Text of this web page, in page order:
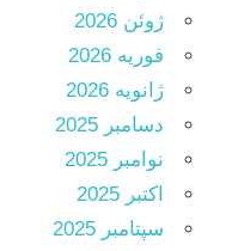
ژوئن 2026
فوریه 2026
ژانویه 2026
دسامبر 2025
نوامبر 2025
اکتبر 2025
سپتامبر 2025